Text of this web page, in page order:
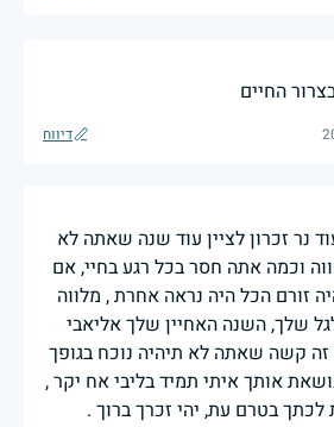
החיים
דיווח
נר זכרון לציין עוד שנה שאתה לא
וכמה אתה חסר בכל רגע בחיי, אם
זורם הכל היה נראה אחרת , מלווה
שלך, השנה האחיין שלך אליאבי
זה קשה שאתה לא תיהיה נוכח בגופך
אותך איתי תמיד בליבי אח יקר ,
בטרם עת, יהי זכרך ברוך .